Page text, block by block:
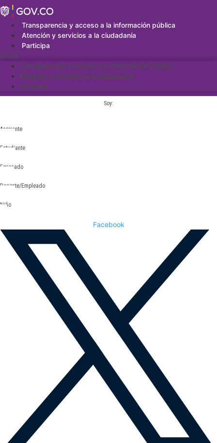
Saltar
al
contenidoTransparencia y acceso a la información pública
Atención y servicios a la ciudadanía
Participa
Menu
Transparencia y acceso a la información pública
Atención y servicios a la ciudadanía
Participa
Soy:
Aspirante
Estudiante
Egresado
Docente/Empleado
Niño
Facebook